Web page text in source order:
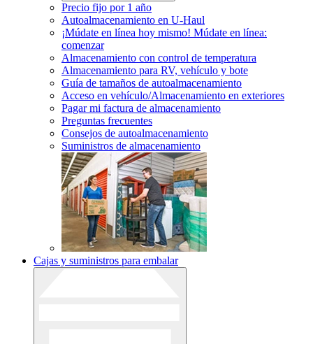
Precio fijo por 1 año
Autoalmacenamiento en U-Haul
¡Múdate en línea hoy mismo! Múdate en línea:
comenzar
Almacenamiento con control de temperatura
Almacenamiento para RV, vehículo y bote
Guía de tamaños de autoalmacenamiento
Acceso en vehículo/Almacenamiento en exteriores
Pagar mi factura de almacenamiento
Preguntas frecuentes
Consejos de autoalmacenamiento
Suministros de almacenamiento
Cajas y suministros para embalar